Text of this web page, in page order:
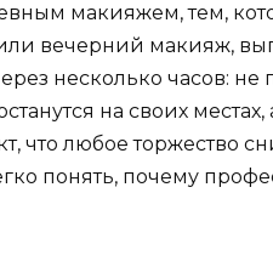
макияжем, тем,
вечерний макияж,
несколько часов: не
на своих
что любое торжество
понять, почему